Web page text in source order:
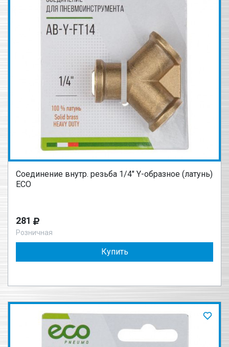
Соединение внутр. резьба 1/4" Y-образное (латунь)
ECO
281
Розничная
Купить